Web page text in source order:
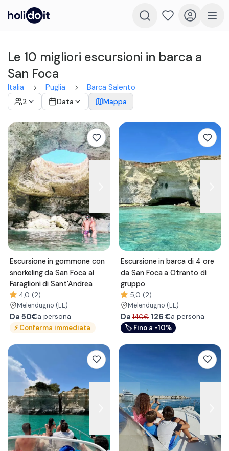
Le 10 migliori escursioni in barca a
San Foca
Italia Puglia
Barca Salento
2
Data Mappa
Escursione in gommone con
snorkeling da San Foca ai
Faraglioni di Sant'Andrea
4,0 (2)
Melendugno (LE)
Da 50€a persona
⚡Conferma immediata
Escursione in barca di 4 ore
da San Foca a Otranto di
gruppo
5,0 (2)
Melendugno (LE)
Da 140€ 126 €a persona
🏷 Fino a -10%